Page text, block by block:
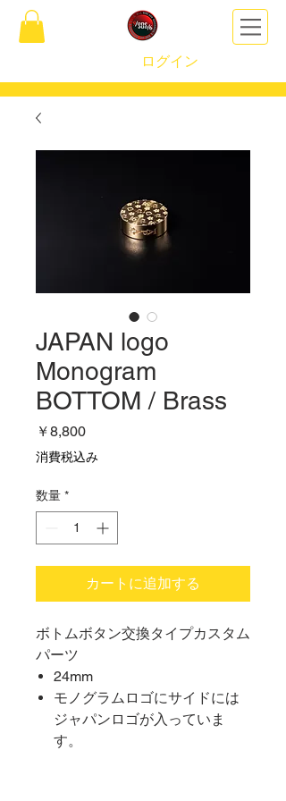
ログイン
JAPAN logo
Monogram
BOTTOM / Brass
￥8,800価
格
消費税込み
数量 *
カートに追加する
ボトムボタン交換タイプカスタム
パーツ
24mm
モノグラムロゴにサイドには
ジャパンロゴが入っていま
す。